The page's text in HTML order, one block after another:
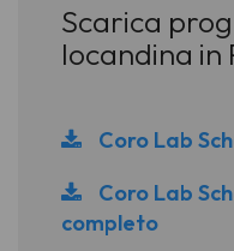
Scarica
locandina in
Coro Lab
Coro Lab
completo